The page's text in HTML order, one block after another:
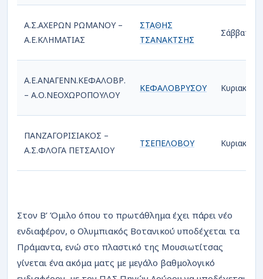
Α.Σ.ΑΧΕΡΩΝ ΡΩΜΑΝΟΥ –
Α.Ε.ΚΛΗΜΑΤΙΑΣ
ΣΤΑΘΗΣ
ΤΣΑΝΑΚΤΣΗΣ
Σάββατο
Α.Ε.ΑΝΑΓΕΝΝ.ΚΕΦΑΛΟΒΡ.
– Α.Ο.ΝΕΟΧΩΡΟΠΟΥΛΟΥ
ΚΕΦΑΛΟΒΡΥΣΟΥ Κυριακή
ΠΑΝΖΑΓΟΡΙΣΙΑΚΟΣ –
Α.Σ.ΦΛΟΓΑ ΠΕΤΣΑΛΙΟΥ
ΤΣΕΠΕΛΟΒΟΥ Κυριακή
Στον Β’ Όμιλο όπου το πρωτάθλημα έχει πάρει νέο
ενδιαφέρον, ο Ολυμπιακός Βοτανικού υποδέχεται τα
Πράμαντα, ενώ στο πλαστικό της Μουσιωτίτσας
γίνεται ένα ακόμα ματς με μεγάλο βαθμολογικό